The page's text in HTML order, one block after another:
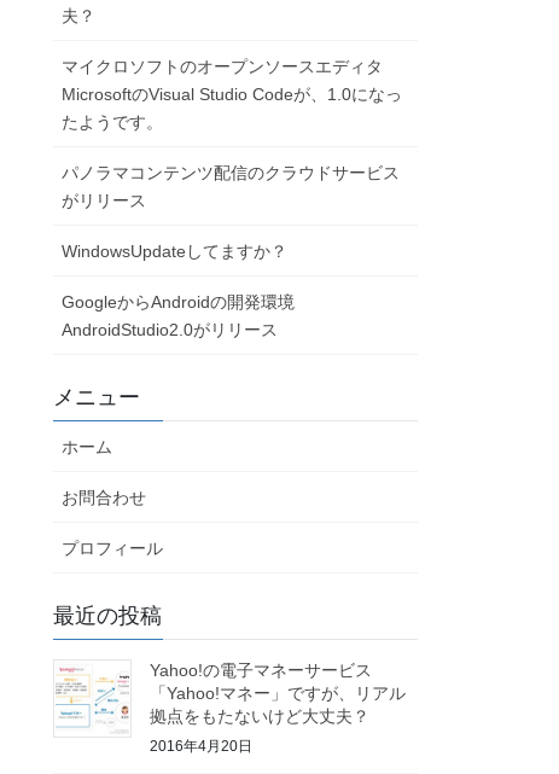
夫？
マイクロソフトのオープンソースエディタ
MicrosoftのVisual Studio Codeが、1.0になっ
たようです。
パノラマコンテンツ配信のクラウドサービス
がリリース
WindowsUpdateしてますか？
GoogleからAndroidの開発環境
AndroidStudio2.0がリリース
メニュー
ホーム
お問合わせ
プロフィール
最近の投稿
Yahoo!の電子マネーサービス
「Yahoo!マネー」ですが、リアル
拠点をもたないけど大丈夫？
2016年4月20日